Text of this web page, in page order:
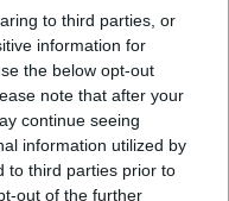
to third parties, or
information for
the below opt-out
note that after your
continue seeing
information utilized by
to third parties prior to
out of the further
στη Google
με το
τιμωρήθηκε απ'
Ολλανδίαςο